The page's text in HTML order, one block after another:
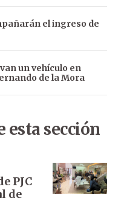
el ingreso de
un vehículo en
de la Mora
esta sección
PJC
de